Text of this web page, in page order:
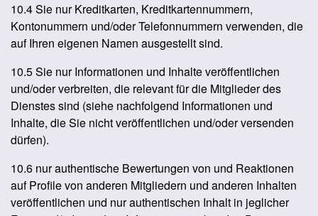
10.4 Sie nur Kreditkarten, Kreditkartennummern,
Kontonummern und/oder Telefonnummern verwenden, die
auf Ihren eigenen Namen ausgestellt sind.
10.5 Sie nur Informationen und Inhalte veröffentlichen
und/oder verbreiten, die relevant für die Mitglieder des
Dienstes sind (siehe nachfolgend Informationen und
Inhalte, die Sie nicht veröffentlichen und/oder versenden
dürfen).
10.6 nur authentische Bewertungen von und Reaktionen
auf Profile von anderen Mitgliedern und anderen Inhalten
veröffentlichen und nur authentischen Inhalt in jeglicher